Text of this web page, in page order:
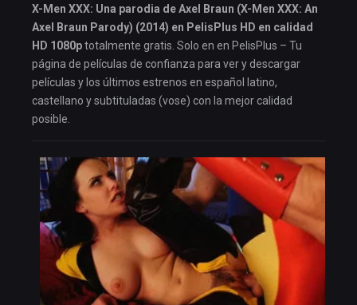
X-Men XXX: Una parodia de Axel Braun (X-Men XXX: An
Axel Braun Parody) (2014) en PelisPlus HD en calidad
HD 1080ptotalmente gratis. Solo en en PelisPlus – Tu
página de películas de confianza para ver y descargar
películas y los últimos estrenos en español latino,
castellano y subtituladas (vose) con la mejor calidad
posible.